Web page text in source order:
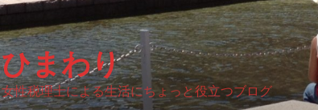
ひまわり
女性税理士による生活にちょっと役立つブログ